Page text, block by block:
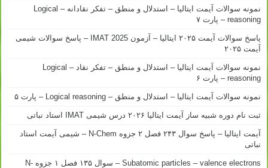
نمونه سوالات آیمت ایتالیا – استدلال و منطق – تفکر نقادانه – Logical
reasoning – پارت ۷
پاسخ سوالات آیمت ۲۰۲۵ ایتالیا – آزمون IMAT 2025 – پاسخ سوالات شیمی
آیمت ۲۰۲۵
نمونه سوالات آیمت ایتالیا – استدلال و منطق – تفکر نقاد – Logical
reasoning – پارت ۶
نمونه سوالات آیمت ایتالیا – استدلال و منطق – Logical reasoning – پارت ۵
ثبت نام دوره شبیه ساز آیمت ایتالیا ۲۰۲۶ درس شیمی IMAT استاد نباتی
آیمت ایتالیا – پاسخ سوال ۲۴۳ فصل ۲ جزوه N-Chem – شیمی آیمت استاد
نباتی
Subatomic particles – valence electrons – سوال ۱۳۵ فصل ۱ جزوه N-